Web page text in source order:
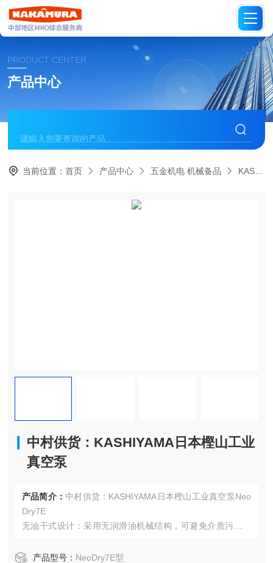
PRODUCT CENTER
产品中心
当前位置：首页 产品中心 五金机电 机械备品 KASHIYAMA日本樫山工业
中村供货：KASHIYAMA日本樫山工业
真空泵
产品简介： 中村供货：KASHIYAMA日本樫山工业真空泵Neo
Dry7E
无油干式设计：采用无润滑油机械结构，可避免介质污染，
产品型号： NeoDry7E型